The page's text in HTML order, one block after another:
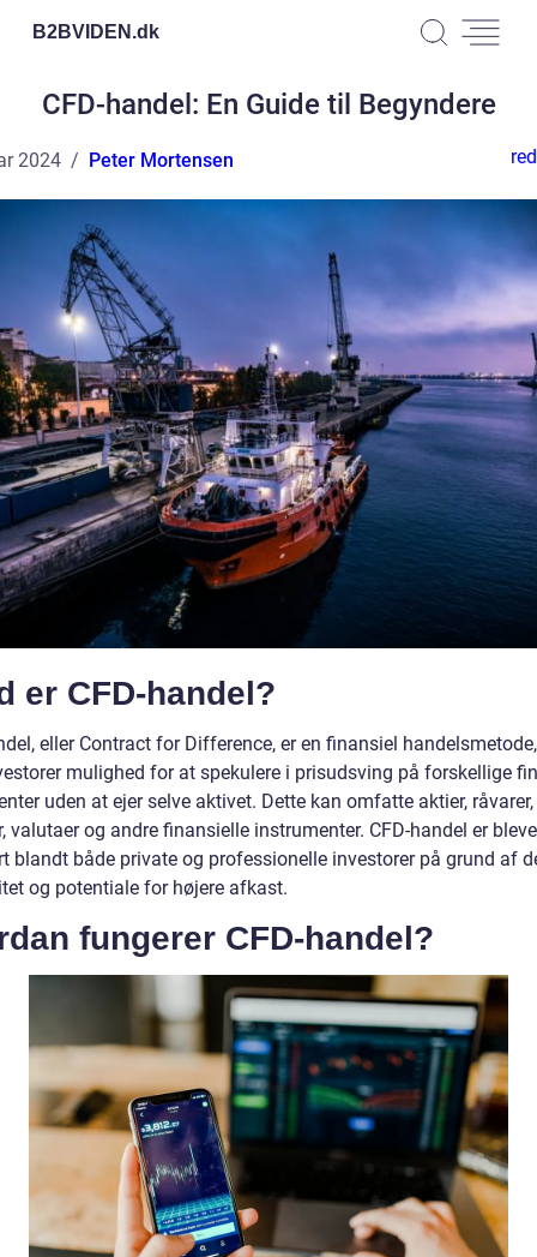
B2BVIDEN.dk
CFD-handel: En Guide til Begyndere
2024 Peter Mortensen
er CFD-handel?
eller Contract for Difference, er en finansiel
mulighed for at spekulere i prisudsving på forskellige
uden at ejer selve aktivet. Dette kan omfatte aktier, råvarer,
valutaer og andre finansielle instrumenter. CFD-handel er
blandt både private og professionelle investorer på grund af
og potentiale for højere afkast.
fungerer CFD-handel?